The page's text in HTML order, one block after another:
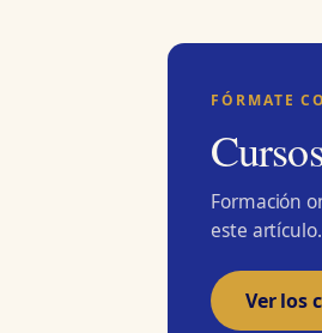
FÓRMATE
Formación
este artículo.
Ver los